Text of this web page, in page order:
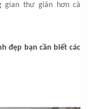
gian thư giãn hơn cả
đẹp bạn cần biết các